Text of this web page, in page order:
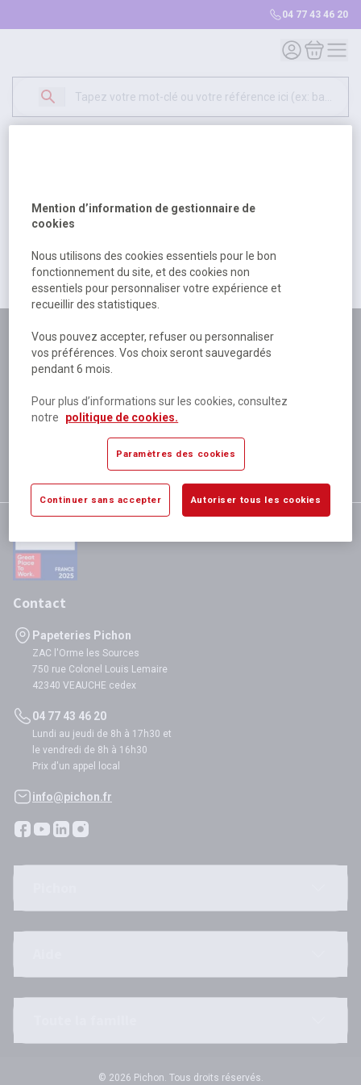
04 77 43 46 20
Mon compte
Mon
500
excuser pour la gêne occasionée.
Retour Retour à l'accueil
Plus de 180 personnes
à votre écoute
Plus de 80 000 références
disponibles
Expédition le jour même
si validation avant 12h
satisfaction totale
Contact
Papeteries Pichon
ZAC l'Orme les Sources
750 rue Colonel Louis Lemaire
42340 VEAUCHE cedex
04 77 43 46 20
Lundi au jeudi de 8h à 17h30 et
le vendredi de 8h à 16h30
Prix d'un appel local
info@pichon.fr
© 2026 Pichon. Tous droits réservés.
Mention d’information de gestionnaire de
cookies
Nous utilisons des cookies essentiels pour le bon
fonctionnement du site, et des cookies non
essentiels pour personnaliser votre expérience et
recueillir des statistiques.
Vous pouvez accepter, refuser ou personnaliser
vos préférences. Vos choix seront sauvegardés
pendant 6 mois.
Pour plus d’informations sur les cookies, consultez
notre
politique de cookies.
Paramètres des cookies
Continuer sans accepter Autoriser tous les cookies